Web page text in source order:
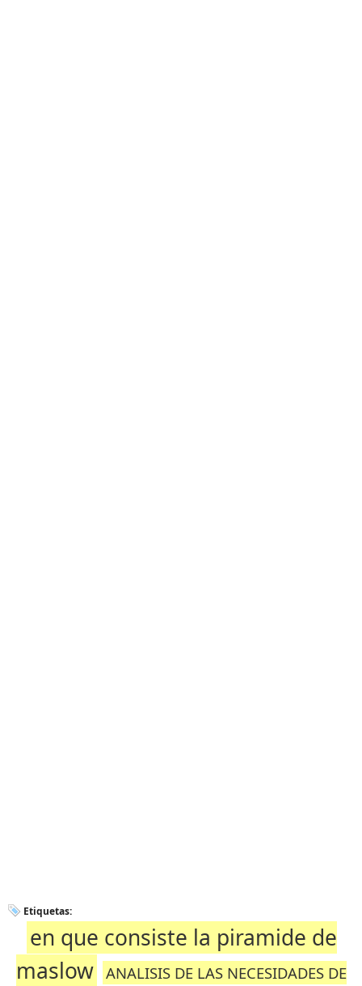
Etiquetas:
en que consiste la piramide de
maslow
ANALISIS DE LAS NECESIDADES DE